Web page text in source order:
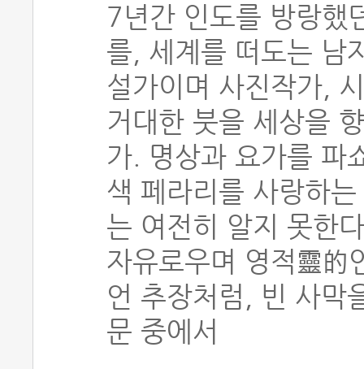
7년간 인도를 방랑했
를, 세계를 떠도는 남
설가이며 사진작가,
거대한 붓을 세상을
가. 명상과 요가를 파
색 페라리를 사랑하
는 여전히 알지 못한
자유로우며 영적靈的
언 추장처럼, 빈 사막
문 중에서